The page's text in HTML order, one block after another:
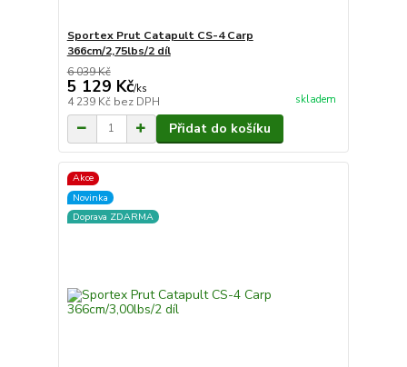
Sportex Prut Catapult CS-4 Carp
366cm/2,75lbs/2 díl
6 039 Kč
5 129 Kč/ks
4 239 Kč bez DPH skladem
Přidat do košíku
Akce
Novinka
Doprava ZDARMA